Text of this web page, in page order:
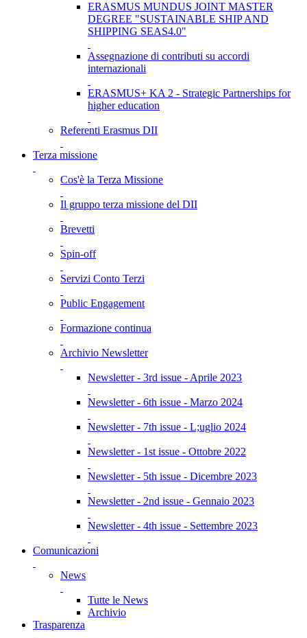
ERASMUS MUNDUS JOINT MASTER
DEGREE "SUSTAINABLE SHIP AND
SHIPPING SEAS4.0"
Assegnazione di contributi su accordi
internazionali
ERASMUS+ KA 2 - Strategic Partnerships for
higher education
Referenti Erasmus DII
Terza missione
Cos'è la Terza Missione
Il gruppo terza missione del DII
Brevetti
Spin-off
Servizi Conto Terzi
Public Engagement
Formazione continua
Archivio Newsletter
Newsletter - 3rd issue - Aprile 2023
Newsletter - 6th issue - Marzo 2024
Newsletter - 7th issue - L;uglio 2024
Newsletter - 1st issue - Ottobre 2022
Newsletter - 5th issue - Dicembre 2023
Newsletter - 2nd issue - Gennaio 2023
Newsletter - 4th issue - Settembre 2023
Comunicazioni
News
Tutte le News
Archivio
Trasparenza